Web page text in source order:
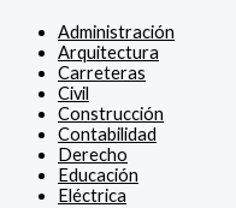
Administración
Arquitectura
Carreteras
Civil
Construcción
Contabilidad
Derecho
Educación
Eléctrica